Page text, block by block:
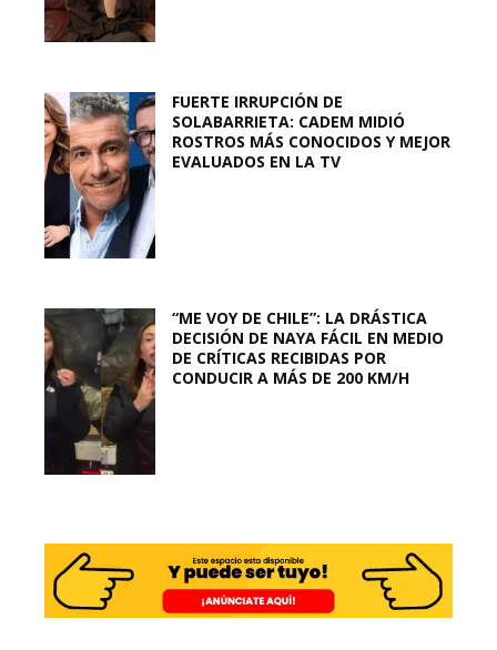
FUERTE IRRUPCIÓN DE
SOLABARRIETA: CADEM MIDIÓ
ROSTROS MÁS CONOCIDOS Y MEJOR
EVALUADOS EN LA TV
“ME VOY DE CHILE”: LA DRÁSTICA
DECISIÓN DE NAYA FÁCIL EN MEDIO
DE CRÍTICAS RECIBIDAS POR
CONDUCIR A MÁS DE 200 KM/H